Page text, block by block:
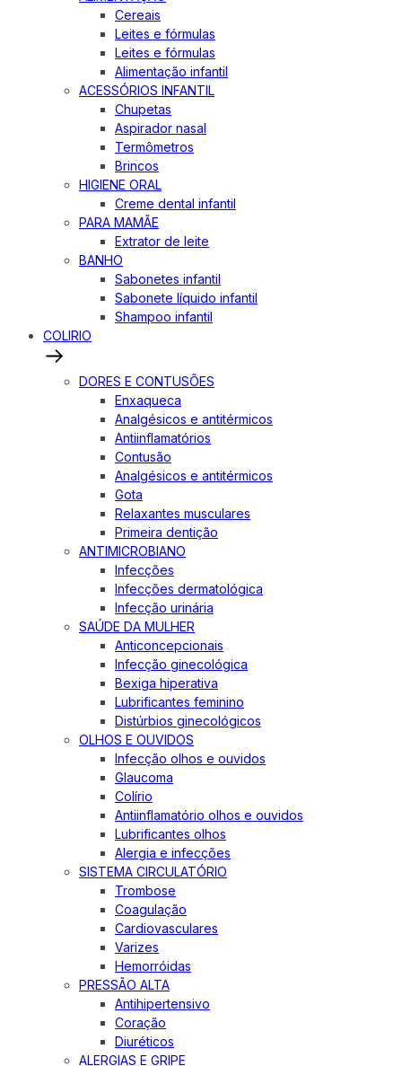
Cereais
Leites e fórmulas
Leites e fórmulas
Alimentação infantil
ACESSÓRIOS INFANTIL
Chupetas
Aspirador nasal
Termômetros
Brincos
HIGIENE ORAL
Creme dental infantil
PARA MAMÃE
Extrator de leite
BANHO
Sabonetes infantil
Sabonete líquido infantil
Shampoo infantil
COLIRIO
DORES E CONTUSÕES
Enxaqueca
Analgésicos e antitérmicos
Antiinflamatórios
Contusão
Analgésicos e antitérmicos
Gota
Relaxantes musculares
Primeira dentição
ANTIMICROBIANO
Infecções
Infecções dermatológica
Infecção urinária
SAÚDE DA MULHER
Anticoncepcionais
Infecção ginecológica
Bexiga hiperativa
Lubrificantes feminino
Distúrbios ginecológicos
OLHOS E OUVIDOS
Infecção olhos e ouvidos
Glaucoma
Colírio
Antiinflamatório olhos e ouvidos
Lubrificantes olhos
Alergia e infecções
SISTEMA CIRCULATÓRIO
Trombose
Coagulação
Cardiovasculares
Varizes
Hemorróidas
PRESSÃO ALTA
Antihipertensivo
Coração
Diuréticos
ALERGIAS E GRIPE